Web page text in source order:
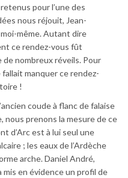
pour l’une des
nous réjouit, Jean-
même. Autant dire
ce rendez-vous fût
nombreux réveils. Pour
fallait manquer ce rendez-
!
coude à flanc de falaise
nous prenons la mesure de ce
d’Arc est à lui seul une
; les eaux de l’Ardèche
arche. Daniel André,
en évidence un profil de